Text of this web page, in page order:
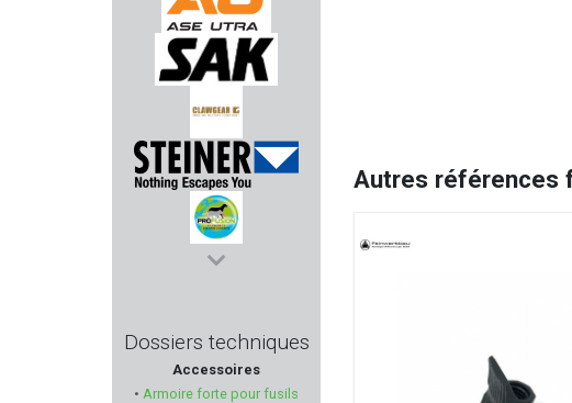
HELEN BAUD
ASE UTRA
SAK
CLAWGEAR
STEINER
PROFUSION PETFEED
CCI
Dossiers techniques
Accessoires
• Armoire forte pour fusils
Autres références